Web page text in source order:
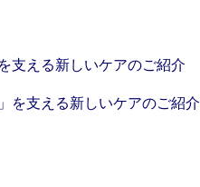
支える新しいケアのご紹介